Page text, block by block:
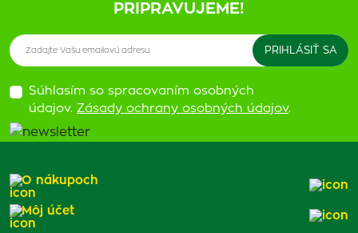
PRIPRAVUJEME!
Súhlasím so spracovaním osobných
údajov. Zásady ochrany osobných údajov.
O nákupoch
Môj účet